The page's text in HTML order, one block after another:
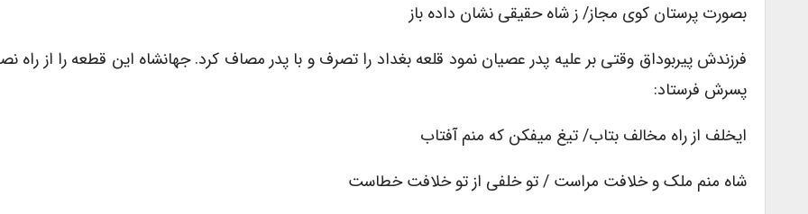
بصورت پرستان کوی مجاز/ ز شاه حقیقی نشان داده باز
فرزندش پیربوداق وقتی بر علیه پدر عصیان نمود قلعه بغداد را تصرف و با پدر مصاف کرد. جهانشاه این قطعه را از راه
پسرش فرستاد:
ایخلف از راه مخالف بتاب/ تیغ میفکن که منم آفتاب
شاه منم ملک و خلافت مراست / تو خلفی از تو خلافت خطاست